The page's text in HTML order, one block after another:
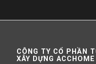
CÔNG TY CỔ PHẦN
XÂY DỰNG ACCHOME